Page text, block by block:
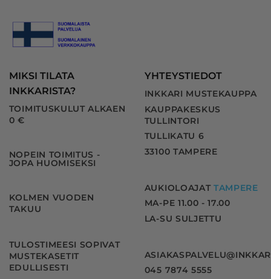
MIKSI TILATA
INKKARISTA?
TOIMITUSKULUT ALKAEN
0 €
NOPEIN TOIMITUS -
JOPA HUOMISEKSI
KOLMEN VUODEN
TAKUU
TULOSTIMEESI SOPIVAT
MUSTEKASETIT
EDULLISESTI
YHTEYSTIEDOT
INKKARI MUSTEKAUPPA
KAUPPAKESKUS
TULLINTORI
TULLIKATU 6
33100 TAMPERE
AUKIOLOAJAT TAMPERE
MA-PE 11.00 - 17.00
LA-SU SULJETTU
045 7874 5555